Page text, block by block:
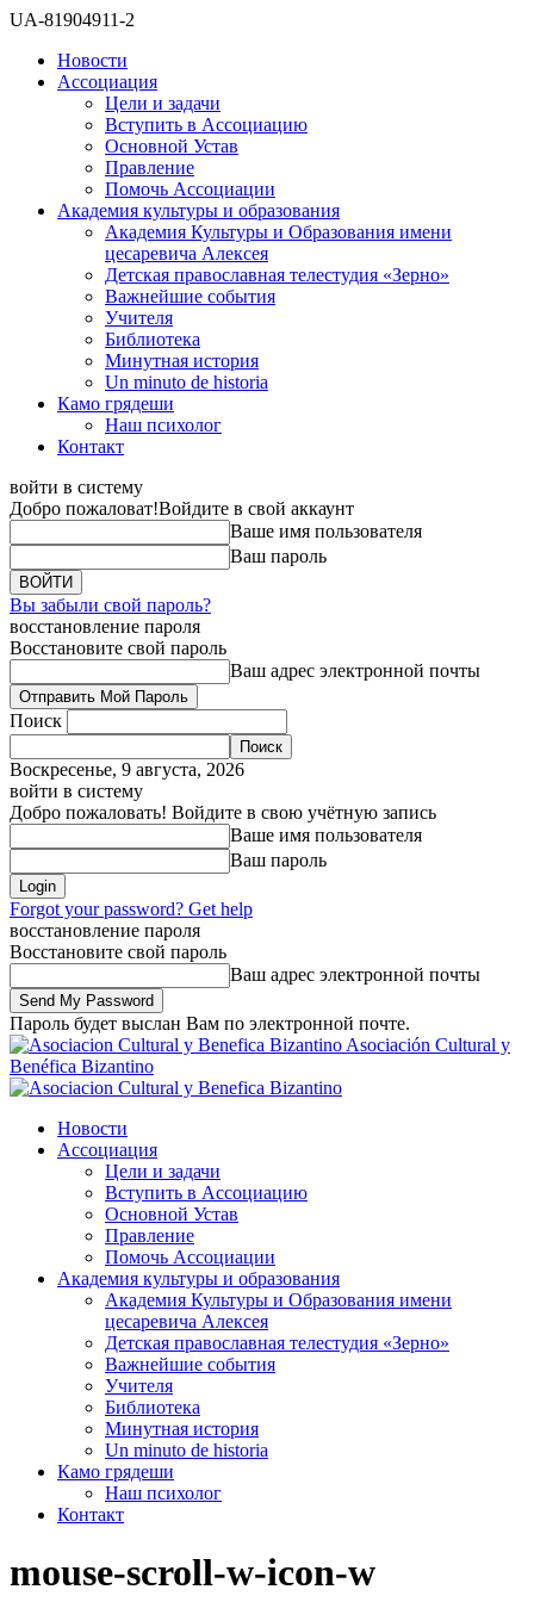
UA-81904911-2
Новости
Ассоциация
Цели и задачи
Вступить в Ассоциацию
Основной Устав
Правление
Помочь Ассоциации
Академия культуры и образования
Академия Культуры и Образования имени
цесаревича Алексея
Детская православная телестудия «Зерно»
Важнейшие события
Учителя
Библиотека
Минутная история
Un minuto de historia
Камо грядеши
Наш психолог
Контакт
войти в систему
Добро пожаловат!Войдите в свой аккаунт
Ваше имя пользователя
Ваш пароль
Вы забыли свой пароль?
восстановление пароля
Восстановите свой пароль
Ваш адрес электронной почты
Поиск
Воскресенье, 9 августа, 2026
войти в систему
Добро пожаловать! Войдите в свою учётную запись
Ваше имя пользователя
Ваш пароль
Forgot your password? Get help
восстановление пароля
Восстановите свой пароль
Ваш адрес электронной почты
Пароль будет выслан Вам по электронной почте.
Asociación Cultural y
Benéfica Bizantino
Новости
Ассоциация
Цели и задачи
Вступить в Ассоциацию
Основной Устав
Правление
Помочь Ассоциации
Академия культуры и образования
Академия Культуры и Образования имени
цесаревича Алексея
Детская православная телестудия «Зерно»
Важнейшие события
Учителя
Библиотека
Минутная история
Un minuto de historia
Камо грядеши
Наш психолог
Контакт
mouse-scroll-w-icon-w